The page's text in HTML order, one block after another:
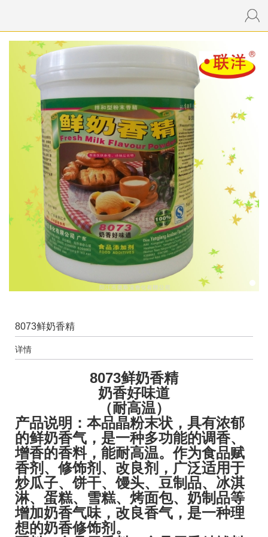
8073鲜奶香精
详情
8073鲜奶香精
奶香好味道
（耐高温）
产品说明：本品晶粉末状，具有浓郁
的鲜奶香气，是一种多功能的调香、
增香的香料，能耐高温。作为食品赋
香剂、修饰剂、改良剂，广泛适用于
炒瓜子、饼干、馒头、豆制品、冰淇
淋、蛋糕、雪糕、烤面包、奶制品等
增加奶香气味，改良香气，是一种理
想的奶香修饰剂。